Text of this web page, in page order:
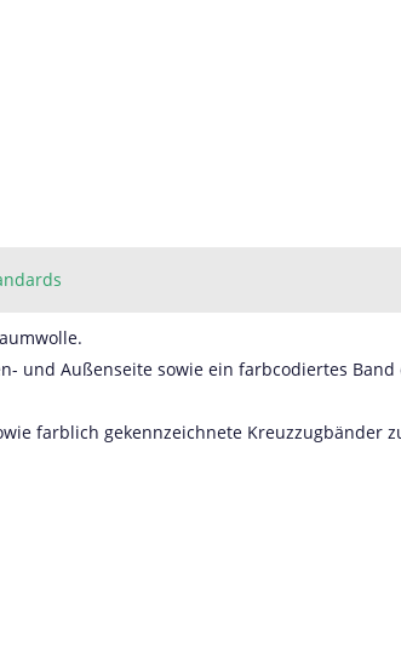
und Außenseite sowie ein farbcodiertes
farblich gekennzeichnete Kreuzzugbänder